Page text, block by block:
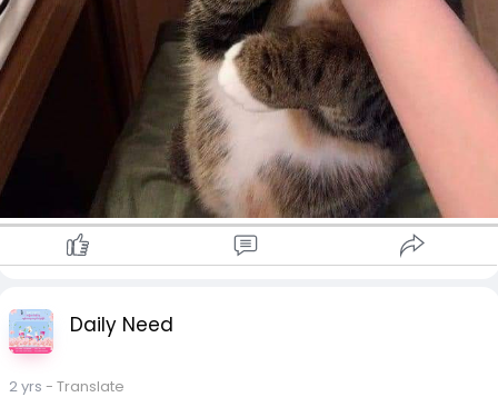
Daily Need
2 yrs - Translate